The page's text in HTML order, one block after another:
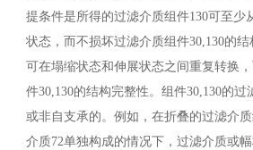
提条件是所得的过滤介质组件130可至少
状态，而不损坏过滤介质组件30,130的
可在塌缩状态和伸展状态之间重复转换
件30,130的结构完整性。组件30,130的过
或非自支承的。例如，在折叠的过滤介
介质72单独构成的情况下，过滤介质或